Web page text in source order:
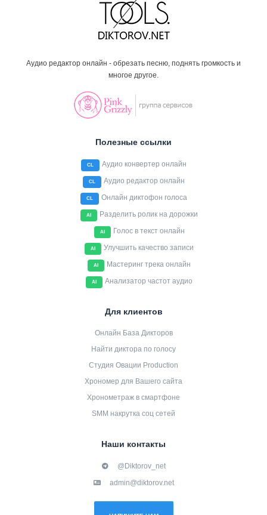
Аудио редактор онлайн - обрезать песню, поднять громкость и
многое другое.
Полезные ссылки
CL Аудио конвертер онлайн
CL Аудио редактор онлайн
CL Онлайн диктофон голоса
AI Разделить ролик на дорожки
AI Голос в текст онлайн
AI Улучшить качество записи
AI Мастеринг трека онлайн
AI Анализатор частот аудио
Для клиентов
Онлайн База Дикторов
Найти диктора по голосу
Студия Овации Production
Хрономер для Вашего сайта
Хронометраж в смартфоне
SMM накрутка соц сетей
Наши контакты
@Diktorov_net
admin@diktorov.net